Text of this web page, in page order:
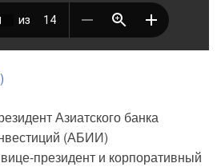
Азиатского банка
(АБИИ)
президент и корпоративный